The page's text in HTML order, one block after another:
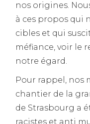
nos origines.
à ces propos qui
cibles et qui
méfiance, voir le
notre égard.
Pour rappel, nos
chantier de la
de Strasbourg a
racistes et anti